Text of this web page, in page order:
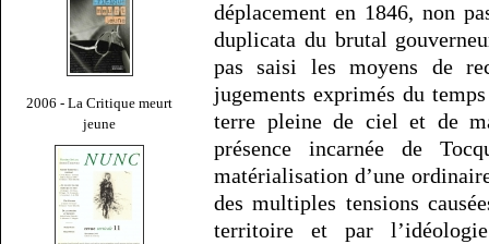
2006 - La Critique meurt
jeune
déplacement en 1846, non
duplicata du brutal
pas saisi les moyens de
jugements exprimés du
terre pleine de ciel et de
présence incarnée de
matérialisation d’une
des multiples tensions
territoire et par